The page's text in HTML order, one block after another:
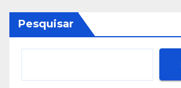
Pesquisar